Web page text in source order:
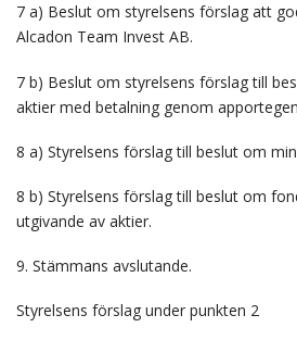
7 a) Beslut om styrelsens förslag att
Alcadon Team Invest AB.
7 b) Beslut om styrelsens förslag till
aktier med betalning genom
8 a) Styrelsens förslag till beslut om
8 b) Styrelsens förslag till beslut om
utgivande av aktier.
9. Stämmans avslutande.
Styrelsens förslag under punkten 2